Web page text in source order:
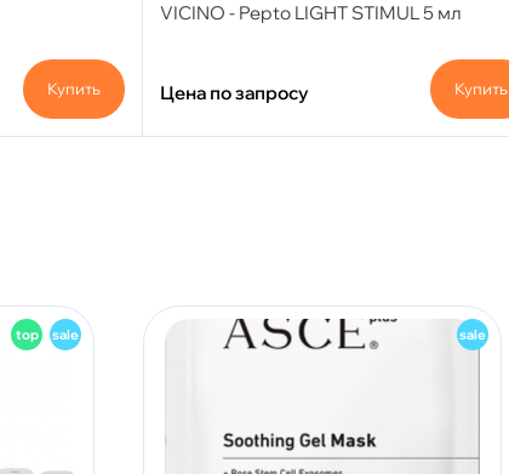
Купить
VICINO - Pepto LIGHT STIMUL 5 мл
Цена по запросу Купить